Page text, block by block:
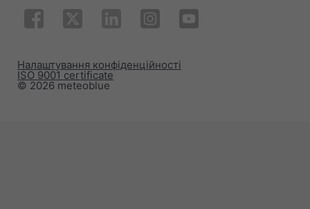
© 2026 meteoblue
ISO 9001 certificate
Налаштування конфіденційності